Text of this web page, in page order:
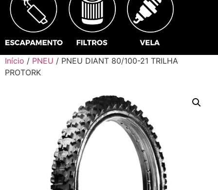
Início / PNEU / PNEU DIANT 80/100-21 TRILHA
PROTORK